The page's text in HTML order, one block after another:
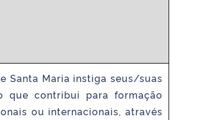
Santa Maria instiga seus/suas
que contribui para formação
ou internacionais, através